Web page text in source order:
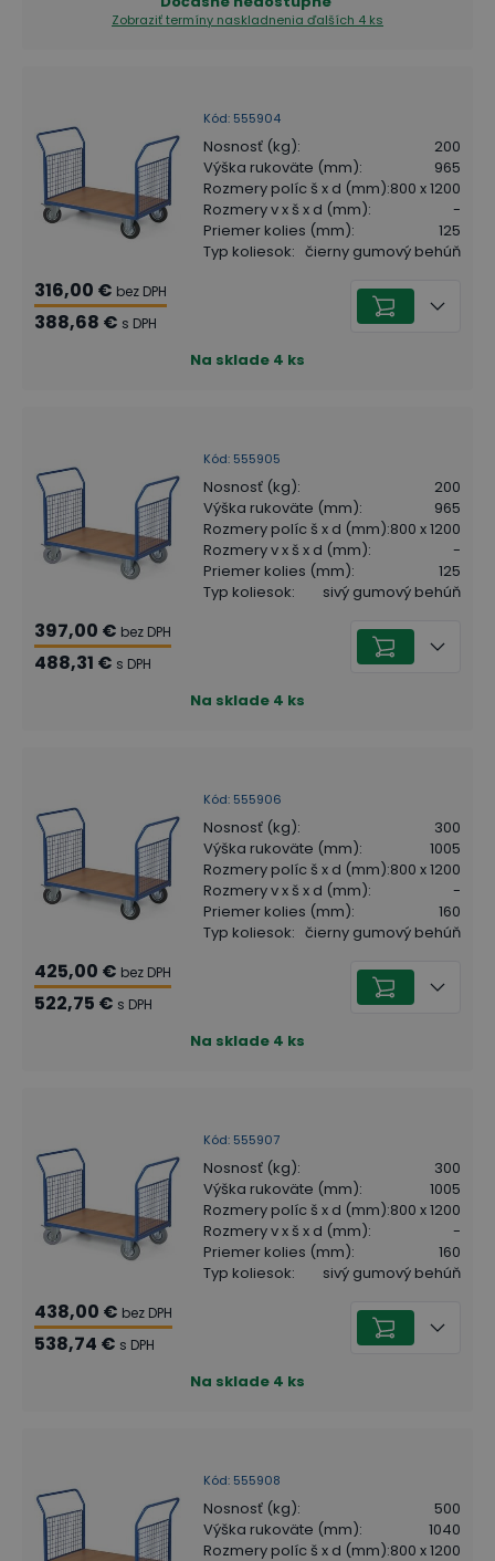
Zobraziť termíny naskladnenia ďalších 4 ks
Kód: 555904
Nosnosť (kg):
200
Výška rukoväte (mm):
965
Rozmery políc š x d (mm):800 x 1200
Rozmery v x š x d (mm):
-
Priemer kolies (mm):
125
Typ koliesok: čierny gumový behúň
316,00 € bez DPH
388,68 € s DPH
Na sklade 4 ks
Kód: 555905
Nosnosť (kg):
200
Výška rukoväte (mm):
965
Rozmery políc š x d (mm):800 x 1200
Rozmery v x š x d (mm):
-
Priemer kolies (mm):
125
Typ koliesok: sivý gumový behúň
397,00 € bez DPH
488,31 € s DPH
Na sklade 4 ks
Kód: 555906
Nosnosť (kg):
300
Výška rukoväte (mm):
1005
Rozmery políc š x d (mm):800 x 1200
Rozmery v x š x d (mm):
-
Priemer kolies (mm):
160
Typ koliesok: čierny gumový behúň
425,00 € bez DPH
522,75 € s DPH
Na sklade 4 ks
Kód: 555907
Nosnosť (kg):
300
Výška rukoväte (mm):
1005
Rozmery políc š x d (mm):800 x 1200
Rozmery v x š x d (mm):
-
Priemer kolies (mm):
160
Typ koliesok: sivý gumový behúň
438,00 € bez DPH
538,74 € s DPH
Na sklade 4 ks
Kód: 555908
Nosnosť (kg):
500
Výška rukoväte (mm):
1040
Rozmery políc š x d (mm):800 x 1200